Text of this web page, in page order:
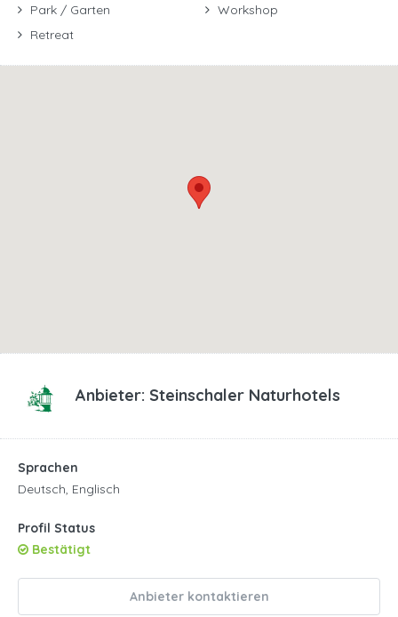
Park / Garten
Retreat
Workshop
Anbieter: Steinschaler Naturhotels
Sprachen
Deutsch, Englisch
Profil Status
Bestätigt
Anbieter kontaktieren